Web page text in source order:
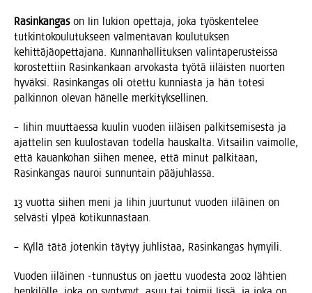
Rasin­kan­gason Iin lukion opet­ta­ja, joka työs­ken­te­lee
tut­kin­to­kou­lu­tuk­seen val­men­ta­van kou­lu­tuk­sen
kehit­tä­jä­opet­ta­ja­na. Kun­nan­hal­li­tuk­sen valin­ta­pe­rus­teis­sa
koros­tet­tiin Rasin­kan­kaan arvo­kas­ta työ­tä iiläis­ten nuor­ten
hyväk­si. Rasin­kan­gas oli otet­tu kun­nias­ta ja hän tote­si
pal­kin­non ole­van hänel­le merkityksellinen.
– Iihin muut­taes­sa kuu­lin vuo­den iiläi­sen pal­kit­se­mi­ses­ta ja
ajat­te­lin sen kuu­los­ta­van todel­la haus­kal­ta. Vit­sai­lin vai­mol­le,
että kau­an­ko­han sii­hen menee, että minut pal­ki­taan,
Rasin­kan­gas nau­roi sun­nun­tain pääjuhlassa.
13 vuot­ta sii­hen meni ja Iihin juur­tu­nut vuo­den iiläi­nen on
sel­väs­ti ylpeä kotikunnastaan.
– Kyl­lä tätä joten­kin täy­tyy juh­lis­taa, Rasin­kan­gas hymyili.
Vuo­den iiläi­nen ‑tun­nus­tus on jaet­tu vuo­des­ta 2002 läh­tien